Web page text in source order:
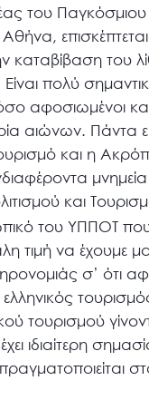
του
Αθήνα,
καταβίβαση του
Είναι πολύ
αφοσιωμένοι
αιώνων. Πάντα
και η
και
του ΥΠΠΟΤ
τιμή να έχουμε
σ’
ο ελληνικός
τουρισμού
ιδιαίτερη